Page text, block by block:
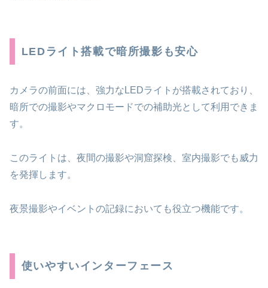
LEDライト搭載で暗所撮影も安心
カメラの前面には、強力なLEDライトが搭載されており、
暗所での撮影やマクロモードでの補助光として利用できま
す。
このライトは、夜間の撮影や洞窟探検、室内撮影でも威力
を発揮します。
夜景撮影やイベントの記録においても役立つ機能です。
使いやすいインターフェース